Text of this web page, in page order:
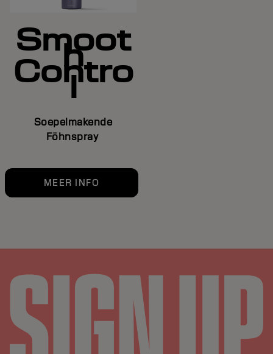
Smoot
h
Contro
l
Soepelmakende
Föhnspray
MEER INFO